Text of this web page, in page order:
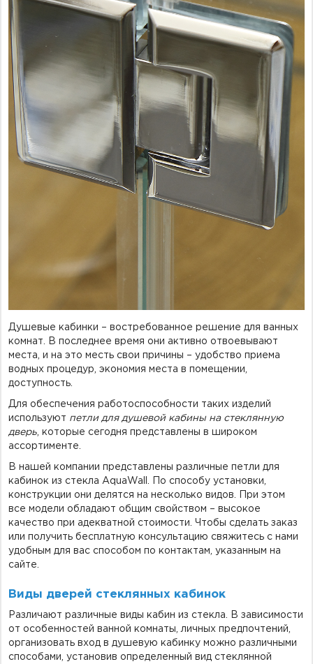
Фурнитура для душевых ограждений (распашная серия)
Двери межкомнатные цельностеклянные
Душевые кабинки – востребованное решение для ванных
комнат. В последнее время они активно отвоевывают
места, и на это месть свои причины – удобство приема
водных процедур, экономия места в помещении,
доступность.
Для обеспечения работоспособности таких изделий
используют петли для душевой кабины на стеклянную
дверь , которые сегодня представлены в широком
ассортименте.
В нашей компании представлены различные петли для
кабинок из стекла AquaWall. По способу установки,
конструкции они делятся на несколько видов. При этом
все модели обладают общим свойством – высокое
качество при адекватной стоимости. Чтобы сделать заказ
или получить бесплатную консультацию свяжитесь с нами
удобным для вас способом по контактам, указанным на
сайте.
Виды дверей стеклянных кабинок
Различают различные виды кабин из стекла. В зависимости
от особенностей ванной комнаты, личных предпочтений,
организовать вход в душевую кабинку можно различными
способами, установив определенный вид стеклянной